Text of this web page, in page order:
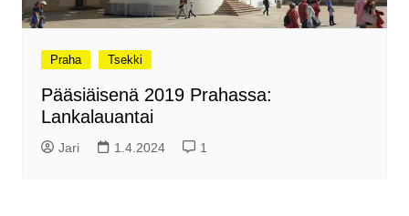
Praha Tsekki
Pääsiäisenä 2019 Prahassa:
Lankalauantai
Jari 1.4.2024 1